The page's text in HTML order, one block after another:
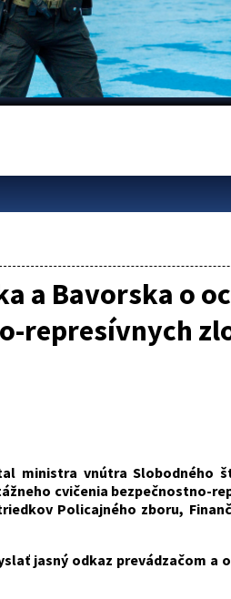
a Bavorska o
represívnych
ministra vnútra Slobodného
cvičenia bezpečnostno-
Policajného zboru,
jasný odkaz prevádzačom a